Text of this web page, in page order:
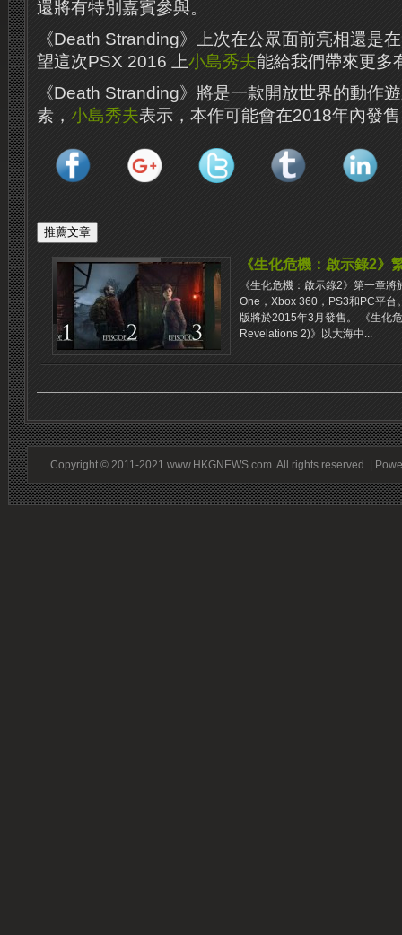
還將有特別嘉賓參與。
《Death Stranding》上次在公眾面前亮相還是
望這次PSX 2016 上小島秀夫能給我們帶來更多
《Death Stranding》將是一款開放世界的動作
素， 小島秀夫表示，本作可能會在2018年內發
《生化危機：啟示錄2》
《生化危機：啟示錄2》第一章
One，Xbox 360，PS3和PC平台
版將於2015年3月發售。 《生化
Revelations 2)》以大海中...
Copyright © 2011-2021 www.HKGNEWS.com. All rights reserved. |